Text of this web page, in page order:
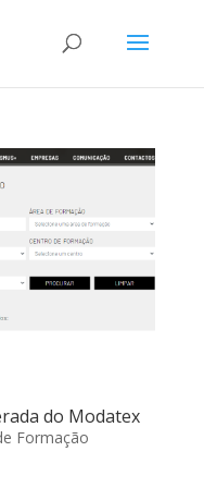
do Modatex
Formação